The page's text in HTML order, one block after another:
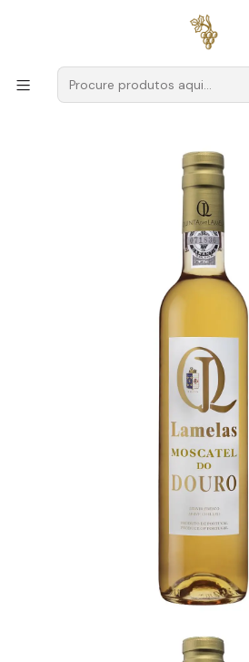
para encomendas a
Produtores Douro
Quinta
Quinta das Lamelas Moscatel